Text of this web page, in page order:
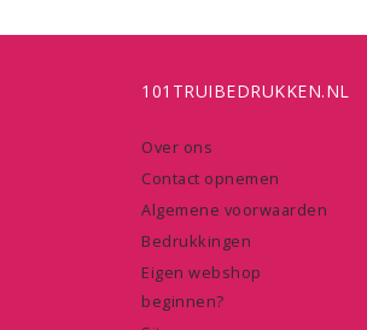
101TRUIBEDRUKKEN.NL
Over ons
Contact opnemen
Algemene voorwaarden
Bedrukkingen
Eigen webshop
beginnen?